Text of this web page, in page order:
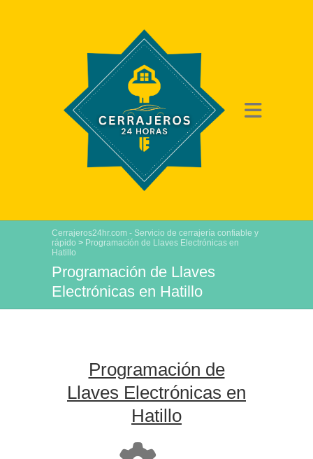
Cerrajeros24hr.com - Servicio de cerrajería confiable y
rápido > Programación de Llaves Electrónicas en
Hatillo
Programación de Llaves
Electrónicas en Hatillo
Programación de
Llaves Electrónicas en
Hatillo